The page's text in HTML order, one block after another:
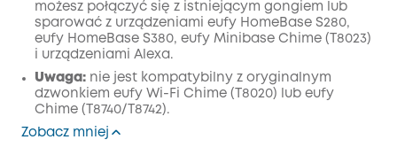
możesz połączyć się z istniejącym gongiem lub
sparować z urządzeniami eufy HomeBase S280,
eufy HomeBase S380, eufy Minibase Chime (T8023)
i urządzeniami Alexa.
Uwaga: nie jest kompatybilny z oryginalnym
dzwonkiem eufy Wi-Fi Chime (T8020) lub eufy
Chime (T8740/T8742).
Zobacz mniej